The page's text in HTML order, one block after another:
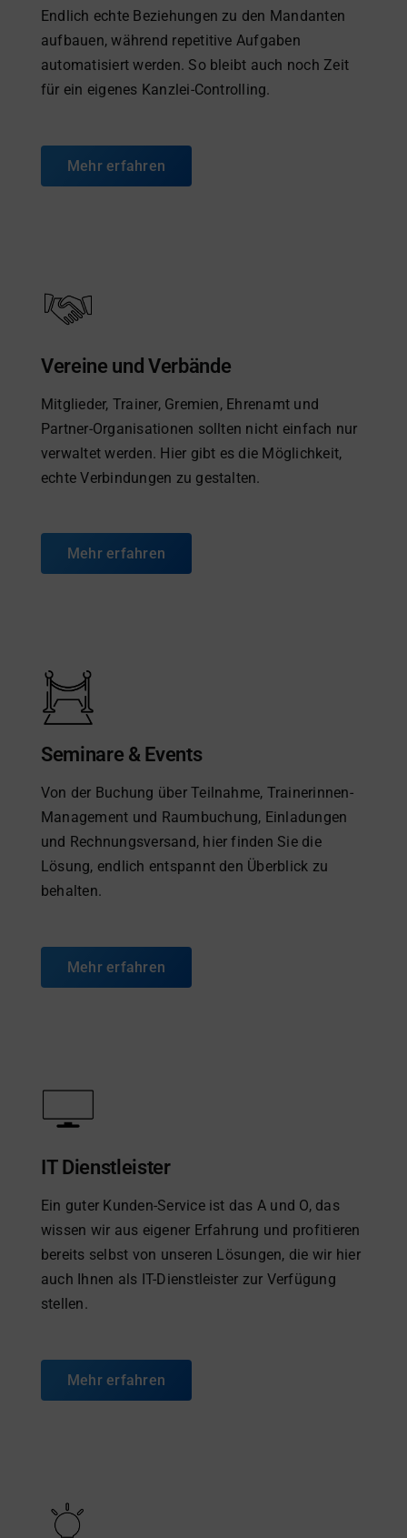
Endlich echte Beziehungen zu den Mandanten
aufbauen, während repetitive Aufgaben
automatisiert werden. So bleibt auch noch Zeit
für ein eigenes Kanzlei-Controlling.
Mehr erfahren
Vereine und Verbände
Mitglieder, Trainer, Gremien, Ehrenamt und
Partner-Organisationen sollten nicht einfach nur
verwaltet werden. Hier gibt es die Möglichkeit,
echte Verbindungen zu gestalten.
Mehr erfahren
Seminare & Events
Von der Buchung über Teilnahme, Trainerinnen-
Management und Raumbuchung, Einladungen
und Rechnungsversand, hier finden Sie die
Lösung, endlich entspannt den Überblick zu
behalten.
Mehr erfahren
IT Dienstleister
Ein guter Kunden-Service ist das A und O, das
wissen wir aus eigener Erfahrung und profitieren
bereits selbst von unseren Lösungen, die wir hier
auch Ihnen als IT-Dienstleister zur Verfügung
stellen.
Mehr erfahren